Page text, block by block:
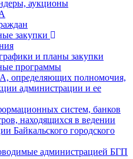
аукционы
закупки
и планы закупки
программы
определяющих полномочия,
администрации и ее
систем, банков
находящихся в ведении
Байкальского городского
администрацией БГП